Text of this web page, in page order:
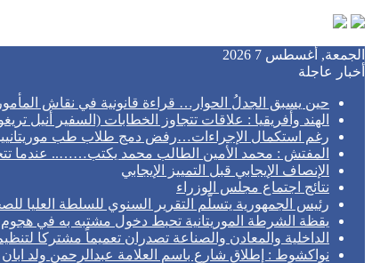
الجمعة, أغسطس 7 2026
أخبار عاجلة
حين يسبق الجدلُ الحوار… قراءة قانونية في نقاش
الهند وأفريقيا : علاقات تتجاوز الخطابات (السفير أنيل
رغم استكمال الإجراءات…رفض دمج طلاب طب
المفتش : محمد الأمين الطالب محمد يكتب…….. عندما
الإنصاف الإيجابي قبل التمييز الإيجابي
نتائج اجتماع مجلس الوزراء
رئيس الجمهورية يتسلّم التقرير السنوي للسلطة العليا
يقظة الشرطة الموريتانية تحبط دخول مشتبه به في هجوم
الداخلية والمعادن والصناعة تصدران تعميماً مشتركا
نواكشوط : إطلاق شارع باسم العلامة عبدالرحمن ولد ابان